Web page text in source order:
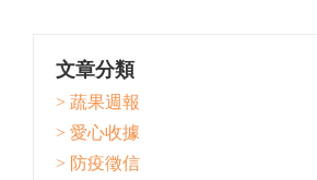
文章分類
> 蔬果週報
> 愛心收據
> 防疫徵信